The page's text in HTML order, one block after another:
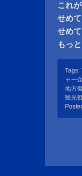
これ
せめ
せめ
もっ
Tags:
ャー
地方
観光